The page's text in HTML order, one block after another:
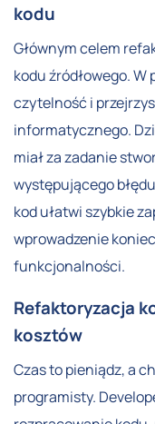
kodu
Głównym celem
kodu źródłowego.
czytelność i
informatycznego.
miał za zadanie
występującego
kod ułatwi szybkie
wprowadzenie
funkcjonalności.
Refaktoryzacja
kosztów
Czas to pieniądz, a
programisty.